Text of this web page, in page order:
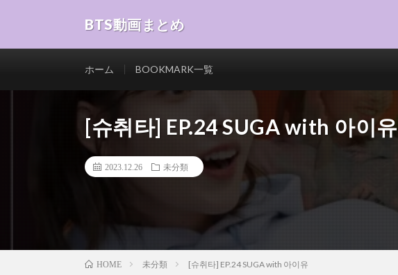
BTS動画まとめ
ホーム BOOKMARK一覧
[슈취타] EP.24 SUGA with 아이유
2023.12.26 未分類
HOME 未分類 [슈취타] EP.24 SUGA with 아이유